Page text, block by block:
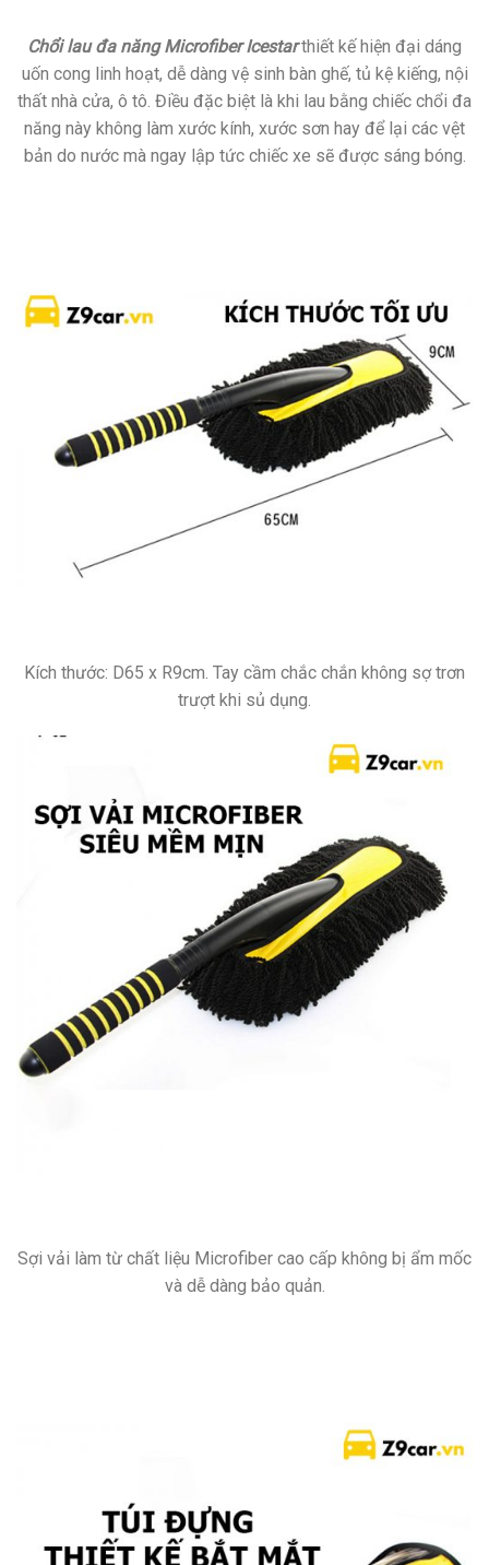
Chổi lau đa năng Microfiber Icestarthiết kế hiện đại dáng
uốn cong linh hoạt, dễ dàng vệ sinh bàn ghế, tủ kệ kiếng, nội
thất nhà cửa, ô tô. Điều đặc biệt là khi lau bằng chiếc chổi đa
năng này không làm xước kính, xước sơn hay để lại các vệt
bản do nước mà ngay lập tức chiếc xe sẽ được sáng bóng.
Kích thước: D65 x R9cm. Tay cầm chắc chắn không sợ trơn
trượt khi sủ dụng.
Sợi vải làm từ chất liệu Microfiber cao cấp không bị ẩm mốc
và dễ dàng bảo quản.